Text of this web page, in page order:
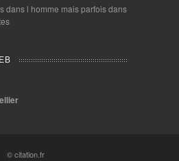
dans l homme mais parfois dans
© citation.fr